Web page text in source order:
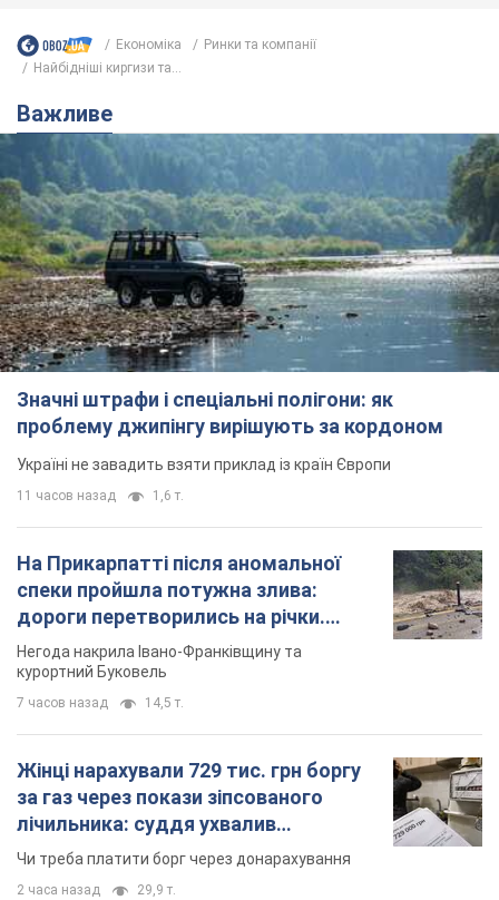
Економіка
Ринки та компанії
Найбідніші киргизи та...
Важливе
Значні штрафи і спеціальні полігони: як
проблему джипінгу вирішують за кордоном
Україні не завадить взяти приклад із країн Європи
11 часов назад 1,6 т.
На Прикарпатті після аномальної
спеки пройшла потужна злива:
дороги перетворились на річки.
Відео
Негода накрила Івано-Франківщину та
курортний Буковель
7 часов назад 14,5 т.
Жінці нарахували 729 тис. грн боргу
за газ через покази зіпсованого
лічильника: суддя ухвалив
неочікуване рішення
Чи треба платити борг через донарахування
2 часа назад 29,9 т.